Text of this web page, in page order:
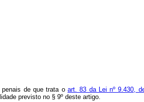
de que trata o art. 83 da Lei nº 9.430,
previsto no § 9º deste artigo.